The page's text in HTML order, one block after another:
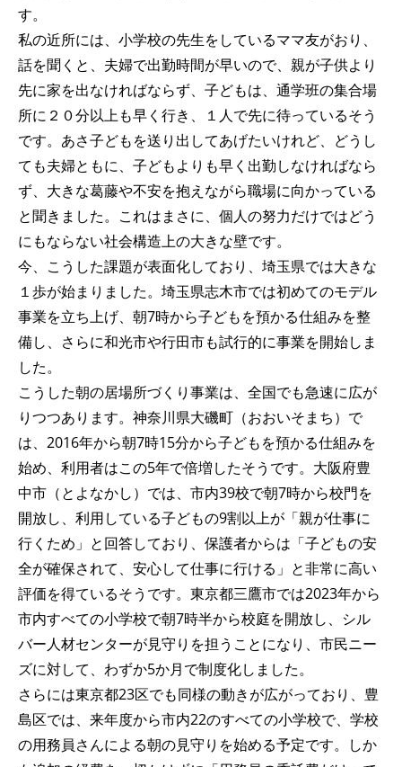
す。
私の近所には、小学校の先生をしているママ友がおり、
話を聞くと、夫婦で出勤時間が早いので、親が子供より
先に家を出なければならず、子どもは、通学班の集合場
所に２０分以上も早く行き、１人で先に待っているそう
です。あさ子どもを送り出してあげたいけれど、どうし
ても夫婦ともに、子どもよりも早く出勤しなければなら
ず、大きな葛藤や不安を抱えながら職場に向かっている
と聞きました。これはまさに、個人の努力だけではどう
にもならない社会構造上の大きな壁です。
今、こうした課題が表面化しており、埼玉県では大きな
１歩が始まりました。埼玉県志木市では初めてのモデル
事業を立ち上げ、朝7時から子どもを預かる仕組みを整
備し、さらに和光市や行田市も試行的に事業を開始しま
した。
こうした朝の居場所づくり事業は、全国でも急速に広が
りつつあります。神奈川県大磯町（おおいそまち）で
は、2016年から朝7時15分から子どもを預かる仕組みを
始め、利用者はこの5年で倍増したそうです。大阪府豊
中市（とよなかし）では、市内39校で朝7時から校門を
開放し、利用している子どもの9割以上が「親が仕事に
行くため」と回答しており、保護者からは「子どもの安
全が確保されて、安心して仕事に行ける」と非常に高い
評価を得ているそうです。東京都三鷹市では2023年から
市内すべての小学校で朝7時半から校庭を開放し、シル
バー人材センターが見守りを担うことになり、市民ニー
ズに対して、わずか5か月で制度化しました。
さらには東京都23区でも同様の動きが広がっており、豊
島区では、来年度から市内22のすべての小学校で、学校
の用務員さんによる朝の見守りを始める予定です。しか